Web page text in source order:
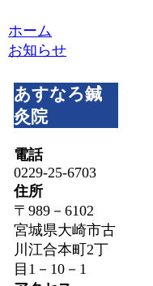
ホーム
お知らせ
あすなろ鍼
灸院
電話
0229-25-6703
住所
〒989－6102
宮城県大崎市古
川江合本町2丁
目1－10－1